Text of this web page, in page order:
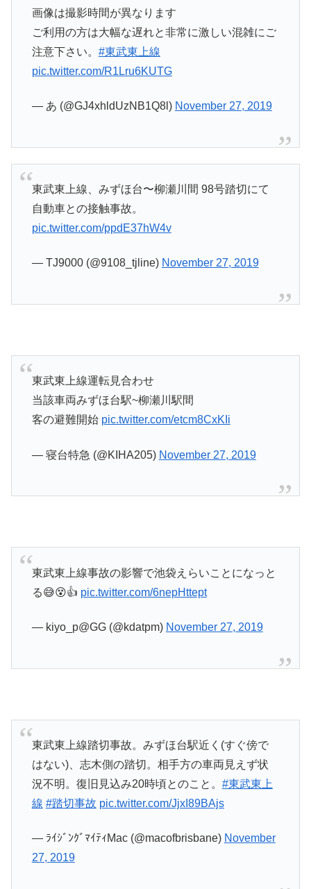
画像は撮影時間が異なります
ご利用の方は大幅な遅れと非常に激しい混雑にご
注意下さい。 #東武東上線
pic.twitter.com/R1Lru6KUTG
— あ (@GJ4xhldUzNB1Q8l) November 27, 2019
東武東上線、みずほ台〜柳瀬川間 98号踏切にて
自動車との接触事故。
pic.twitter.com/ppdE37hW4v
— TJ9000 (@9108_tjline) November 27, 2019
東武東上線運転見合わせ
当該車両みずほ台駅~柳瀬川駅間
客の避難開始 pic.twitter.com/etcm8CxKIi
— 寝台特急 (@KIHA205) November 27, 2019
東武東上線事故の影響で池袋えらいことになっと
る😅😵👍 pic.twitter.com/6nepHttept
— kiyo_p@GG (@kdatpm) November 27, 2019
東武東上線踏切事故。みずほ台駅近く(すぐ傍で
はない)、志木側の踏切。相手方の車両見えず状
況不明。復旧見込み20時頃とのこと。 #東武東上
線 #踏切事故 pic.twitter.com/JjxI89BAjs
— ﾗｲｼﾞﾝｸﾞﾏｲﾃｨMac (@macofbrisbane) November
27, 2019